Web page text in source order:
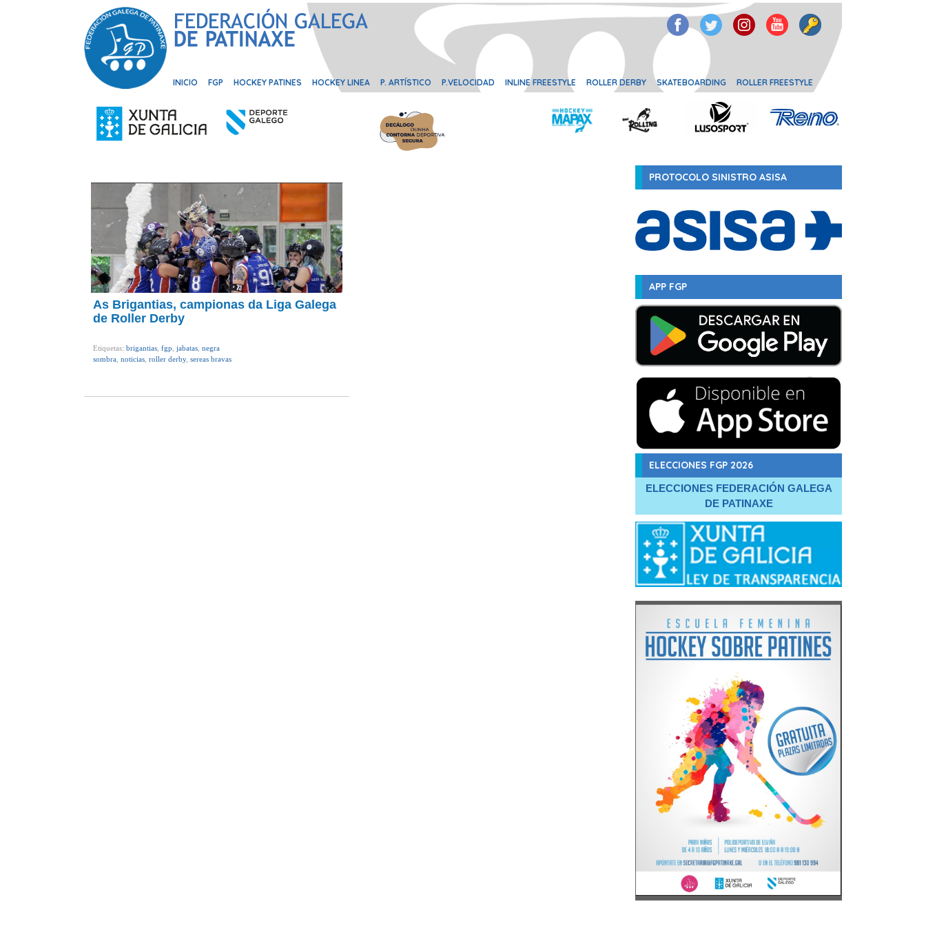
INICIO FGP HOCKEY PATINES HOCKEY LINEA P. ARTÍSTICO P.VELOCIDAD INLINE FREESTYLE ROLLER DERBY SKATEBOARDING ROLLER FREESTYLE
PROTOCOLO SINISTRO ASISA
APP FGP
ELECCIONES FGP 2026
ELECCIONES FEDERACIÓN GALEGA
DE PATINAXE
As Brigantias, campionas da Liga Galega
de Roller Derby
Etiquetas: brigantias fgp jabatas negra
sombra noticias roller derby, sereas bravas